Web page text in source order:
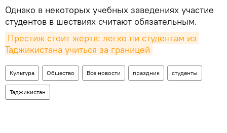
Однако в некоторых учебных заведениях участие
студентов в шествиях считают обязательным.
Престиж стоит жертв: легко ли студентам из
Таджикистана учиться за границей
Культура Общество Все новости праздник студенты
Таджикистан